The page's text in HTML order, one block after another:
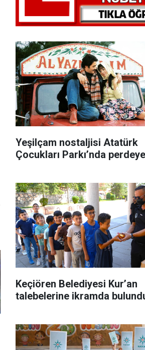
Yeşilçam nostaljisi Atatürk
Çocukları Parkı’nda
Keçiören Belediyesi Kur’an
talebelerine ikramda